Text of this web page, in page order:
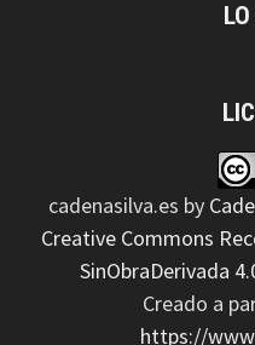
cadenasilva.es by
Creative Commons
SinObraDerivada
Creado a
https://